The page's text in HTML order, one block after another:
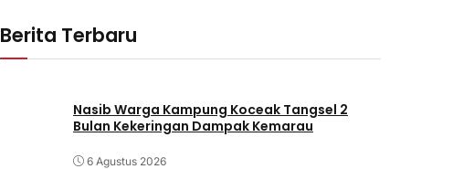
Berita Terbaru
Nasib Warga Kampung Koceak Tangsel 2
Bulan Kekeringan Dampak Kemarau
6 Agustus 2026